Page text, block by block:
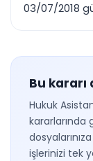
03/07/2018
Bu kararı
Hukuk
kararlarında
işlerinizi tek